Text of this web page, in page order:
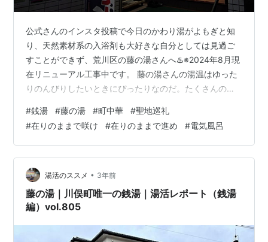
公式さんのインスタ投稿で今日のかわり湯がよもぎと知
り、天然素材系の入浴剤も大好きな自分としては見過ご
すことができず、荒川区の藤の湯さんへ♨️※2024年8月現
在リニューアル工事中です。 藤の湯さんの湯温はゆった
りのんびりしたいときにぴったりなのだ。たくさんの魚
電気風呂にシビレて、入りやすい温度に拵えられた湯船
でよもぎの香りに包まれて、ちょこっと考えことしなが
ら蕩けた🤤至福の時間をご馳走様でした🙏 藤の湯さんで
お湯をいただいた後は町屋方面に歩いて、明治通りを越
えて荒川中央通りに面した光栄軒さんへ。 がっつり食べ
よう！と、数あるメニューの中からこの…
#銭湯 #藤の湯 #町中華 #聖地巡礼
#在りのままで咲け #在りのままで進め #電気風呂
湯活のススメ • 3年前
藤の湯｜川俣町唯一の銭湯｜湯活レポート（銭湯
編）vol.805